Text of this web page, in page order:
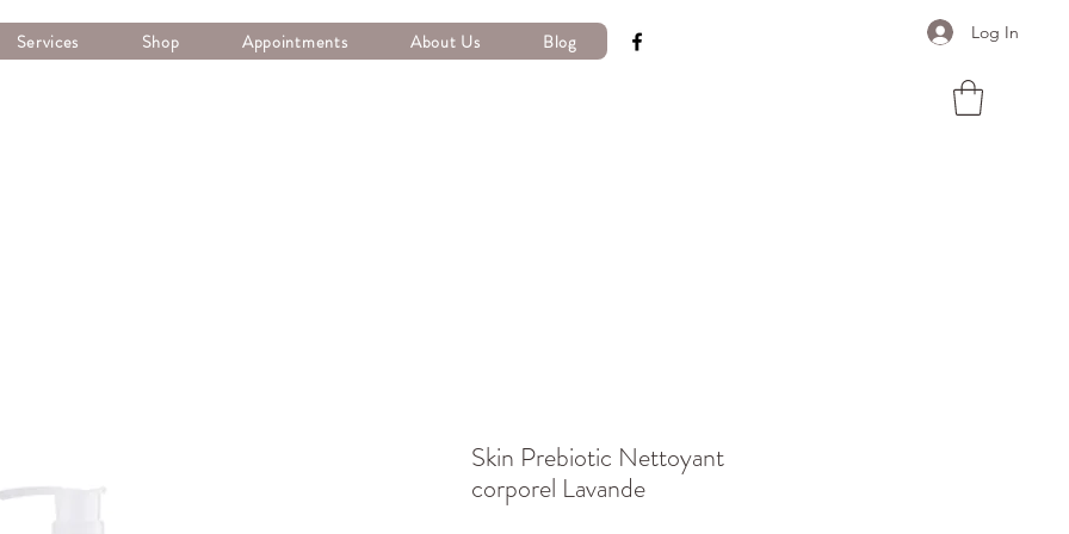
Services Shop Appointments About Us Blog Log In
Skin Prebiotic Nettoyant
corporel Lavande